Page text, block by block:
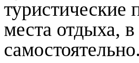
туристические
места отдыха,
самостоятельно.